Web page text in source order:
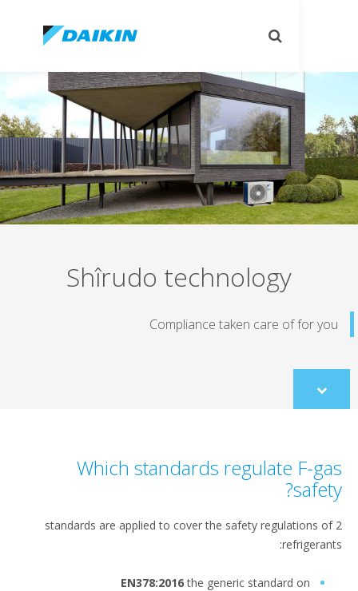
Shîrudo technology
Compliance taken care
Which standards regulate
2 standards are applied to cover the safety
EN378:2016the generic standard